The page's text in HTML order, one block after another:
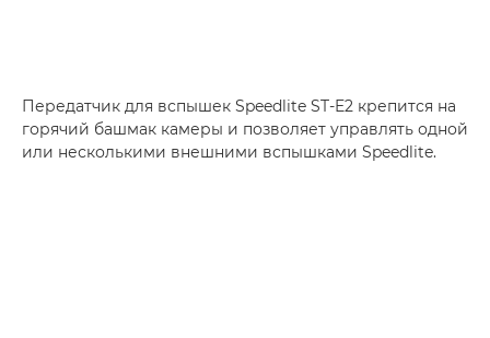
Передатчик для вспышек Speedlite ST-E2 крепится на
горячий башмак камеры и позволяет управлять одной
или несколькими внешними вспышками Speedlite.